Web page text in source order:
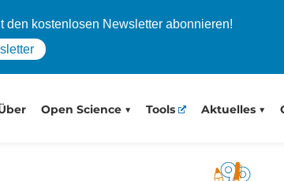
den kostenlosen Newsletter abonnieren!
Open Science Tools Aktuelles